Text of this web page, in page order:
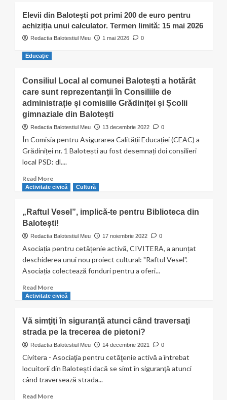
Elevii din Balotești pot primi 200 de euro pentru
achiziția unui calculator. Termen limită: 15 mai 2026
Redactia Balotestiul Meu 1 mai 2026 0
Educaţie
Consiliul Local al comunei Balotești a hotărât
care sunt reprezentanții în Consiliile de
administrație și comisiile Grădiniței și Școlii
gimnaziale din Balotești
Redactia Balotestiul Meu 13 decembrie 2022 0
În Comisia pentru Asigurarea Calității Educației (CEAC) a
Grădiniței nr. 1 Balotești au fost desemnați doi consilieri
local PSD: dl....
Read MoreRead
more
Local
al
comunei
a
hotărât
care
reprezentanții
în
de
administrație
Grădiniței
și
Școlii
din
Activitate civică Cultură
„Raftul Vesel”, implică-te pentru Biblioteca din
Balotești!
Redactia Balotestiul Meu 17 noiembrie 2022 0
Asociația pentru cetățenie activă, CIVITERA, a anunțat
deschiderea unui nou proiect cultural: "Raftul Vesel".
Asociația colectează fonduri pentru a oferi...
Read MoreRead
more
Vesel”,
implică-
te
pentru
Biblioteca
din
Balotești!
Activitate civică
Vă simţiţi în siguranţă atunci când traversaţi
strada pe la trecerea de pietoni?
Redactia Balotestiul Meu 14 decembrie 2021 0
Civitera - Asociaţia pentru cetăţenie activă a întrebat
locuitorii din Baloteşti dacă se simt în siguranţă atunci
când traversează strada...
Read MoreRead